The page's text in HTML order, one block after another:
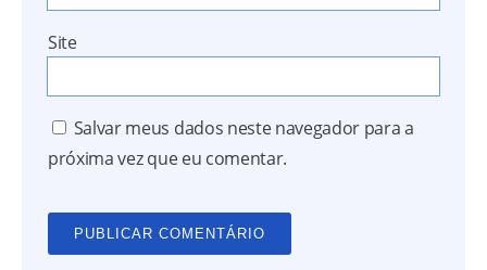
Site
Salvar meus dados neste navegador para a
próxima vez que eu comentar.